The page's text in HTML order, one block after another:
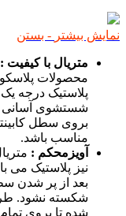
نمایش بیشتر - بستن
متریال با کیفیت :
محصولات
پلاستیک درجه
شستشوی آسانی
بروی سطل
مناسب باشد.
آویزمحکم :
نیز پلاستیک می
بعد از پر شدن
شده تا بروی